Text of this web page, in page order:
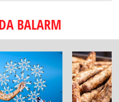
BALARM